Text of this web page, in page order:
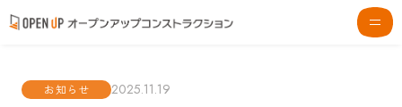
お知らせ 2025.11.19